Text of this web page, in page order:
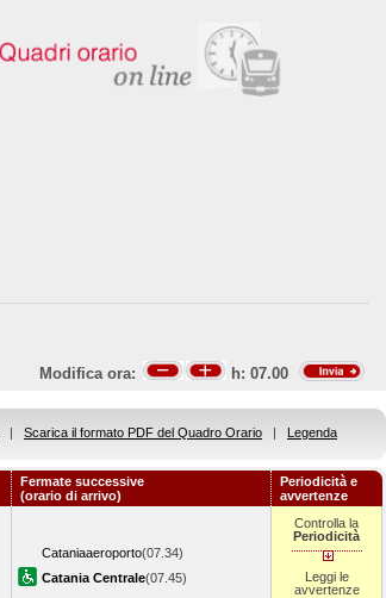
Modifica ora: h: 07.00
| Scarica il formato PDF del Quadro Orario | Legenda
Fermate successive
(orario di arrivo)
Periodicità e
avvertenze
Cataniaaeroporto(07.34)
Catania Centrale(07.45)
Controlla la
Periodicità
Leggi le
avvertenze